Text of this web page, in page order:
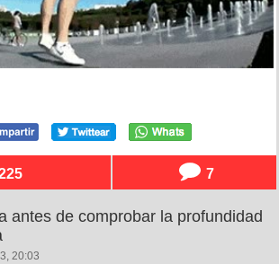
7
antes de comprobar la profundidad
20:03